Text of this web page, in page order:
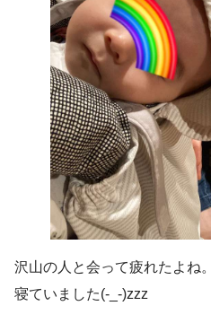
沢山の人と会って疲れたよね。
寝ていました(-_-)zzz